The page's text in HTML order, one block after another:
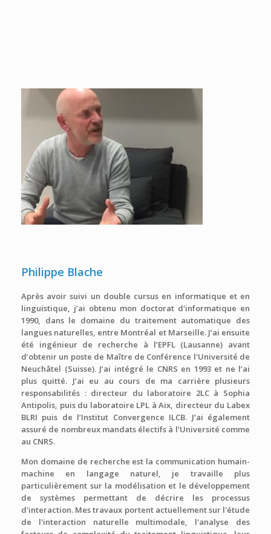
Philippe Blache
Après avoir suivi un double cursus en informatique et en
linguistique, j’ai obtenu mon doctorat d'informatique en
1990, dans le domaine du traitement automatique des
langues naturelles, entre Montréal et Marseille. J’ai ensuite
été ingénieur de recherche à l’EPFL (Lausanne) avant
d’obtenir un poste de Maître de Conférence l'Université de
Neuchâtel (Suisse). J’ai intégré le CNRS en 1993 et ne l’ai
plus quitté. J’ai eu au cours de ma carrière plusieurs
responsabilités : directeur du laboratoire 2LC à Sophia
Antipolis, puis du laboratoire LPL à Aix, directeur du Labex
BLRI puis de l’Institut Convergence ILCB. J’ai également
assuré de nombreux mandats électifs à l’Université comme
au CNRS.
Mon domaine de recherche est la communication humain-
machine en langage naturel, je travaille plus
particulièrement sur la modélisation et le développement
de systèmes permettant de décrire les processus
d'interaction. Mes travaux portent actuellement sur l'étude
de l'interaction naturelle multimodale, l'analyse des